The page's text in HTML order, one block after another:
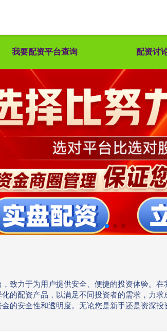
我要配资平台查询 配资讨
致力于为用户提供安全、便捷的投资体验。
的配资产品，以满足不同投资者的需求，力
的安全性和透明度。无论您是新手还是资深投